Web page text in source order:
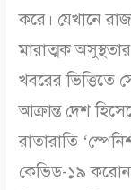
করে। যেখানে
মারাত্মক
খবরের ভিত্তিতে
আক্রান্ত দেশ
রাতারাতি
কেভিড-১৯